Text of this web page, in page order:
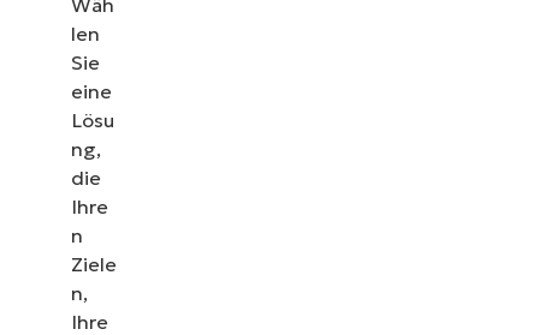
len
Sie
eine
Lösu
ng,
die
Ihre
n
Ziele
n,
Ihre